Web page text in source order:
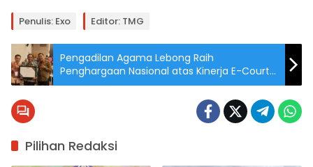
Penulis: Exo Editor: TMG
Pengadilan Agama Lebong Raih
Penghargaan Nasional atas Kinerja E-Court
Tepat Waktu Semester I Tahun 2025
Pilihan Redaksi